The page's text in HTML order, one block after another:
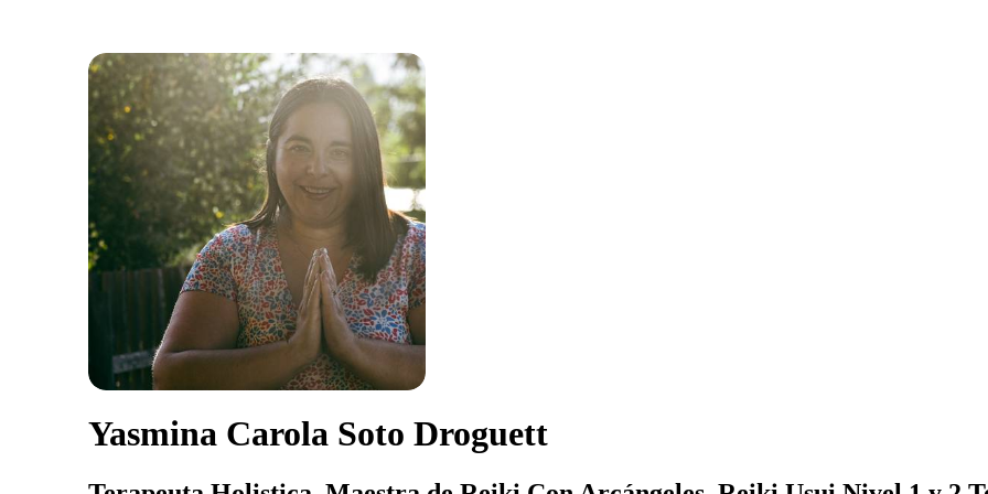
Yasmina Carola Soto Droguett